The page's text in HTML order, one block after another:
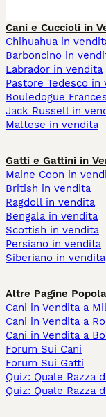
Cani e Cuccioli in
Chihuahua in
Barboncino in
Labrador in vendita
Pastore Tedesco in
Bouledogue
Jack Russell in
Maltese in vendita
Gatti e Gattini in
Maine Coon in
British in vendita
Ragdoll in vendita
Bengala in vendita
Scottish in vendita
Persiano in vendita
Siberiano in vendita
Altre Pagine
Cani in Vendita a
Cani in Vendita a
Cani in Vendita a
Forum Sui Cani
Forum Sui Gatti
Quiz: Quale Razza
Quiz: Quale Razza